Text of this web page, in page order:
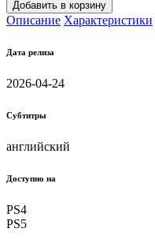
Добавить в корзину
Описание Характеристики
Дата релиза
2026-04-24
Субтитры
английский
Доступно на
PS4
PS5